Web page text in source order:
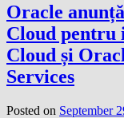
Oracle
Cloud pentru
Cloud și
Services
Posted on September